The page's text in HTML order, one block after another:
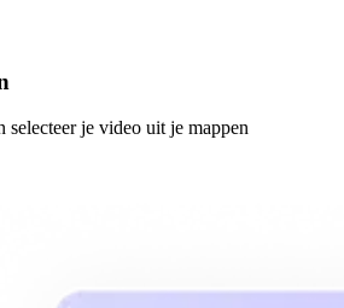
je video uit je mappen